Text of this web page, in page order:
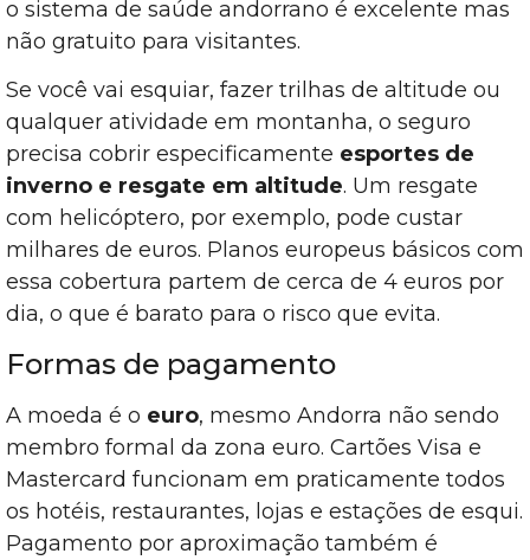
o sistema de saúde andorrano é excelente mas
não gratuito para visitantes.
Se você vai esquiar, fazer trilhas de altitude ou
qualquer atividade em montanha, o seguro
precisa cobrir especificamente esportes de
inverno e resgate em altitude. Um resgate
com helicóptero, por exemplo, pode custar
milhares de euros. Planos europeus básicos com
essa cobertura partem de cerca de 4 euros por
dia, o que é barato para o risco que evita.
Formas de pagamento
A moeda é o euro, mesmo Andorra não sendo
membro formal da zona euro. Cartões Visa e
Mastercard funcionam em praticamente todos
os hotéis, restaurantes, lojas e estações de esqui.
Pagamento por aproximação também é